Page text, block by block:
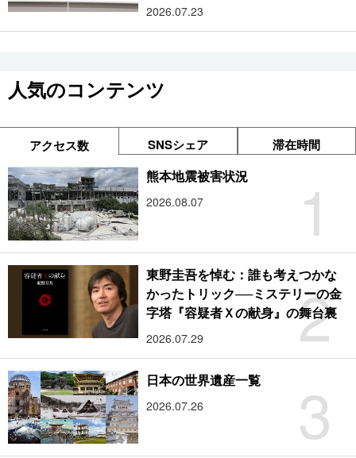
2026.07.23
人気のコンテンツ
アクセス数 SNSシェア 滞在時間
1
熊本地震被害状況
2026.08.07
2
東野圭吾を悼む：誰も考えつかな
かったトリック──ミステリーの金
字塔『容疑者Ｘの献身』の舞台裏
2026.07.29
3
日本の世界遺産一覧
2026.07.26